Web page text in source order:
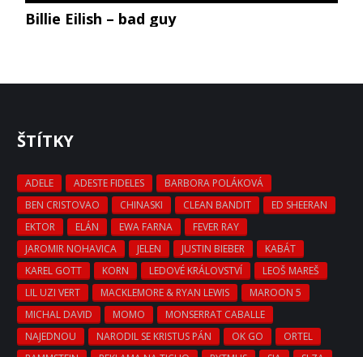
Billie Eilish – bad guy
ŠTÍTKY
ADELE ADESTE FIDELES
BARBORA POLÁKOVÁ
BEN CRISTOVAO
CHINASKI CLEAN BANDIT
ED SHEERAN
EKTOR
ELÁN EWA FARNA
FEVER RAY
JAROMIR NOHAVICA
JELEN JUSTIN BIEBER
KABÁT
KAREL GOTT
KORN LEDOVÉ KRÁLOVSTVÍ
LEOŠ MAREŠ
LIL UZI VERT
MACKLEMORE & RYAN LEWIS
MAROON 5
MICHAL DAVID
MOMO
MONSERRAT CABALLE
NAJEDNOU
NARODIL SE KRISTUS PÁN OK GO
ORTEL